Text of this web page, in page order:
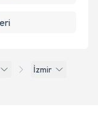
İzmir